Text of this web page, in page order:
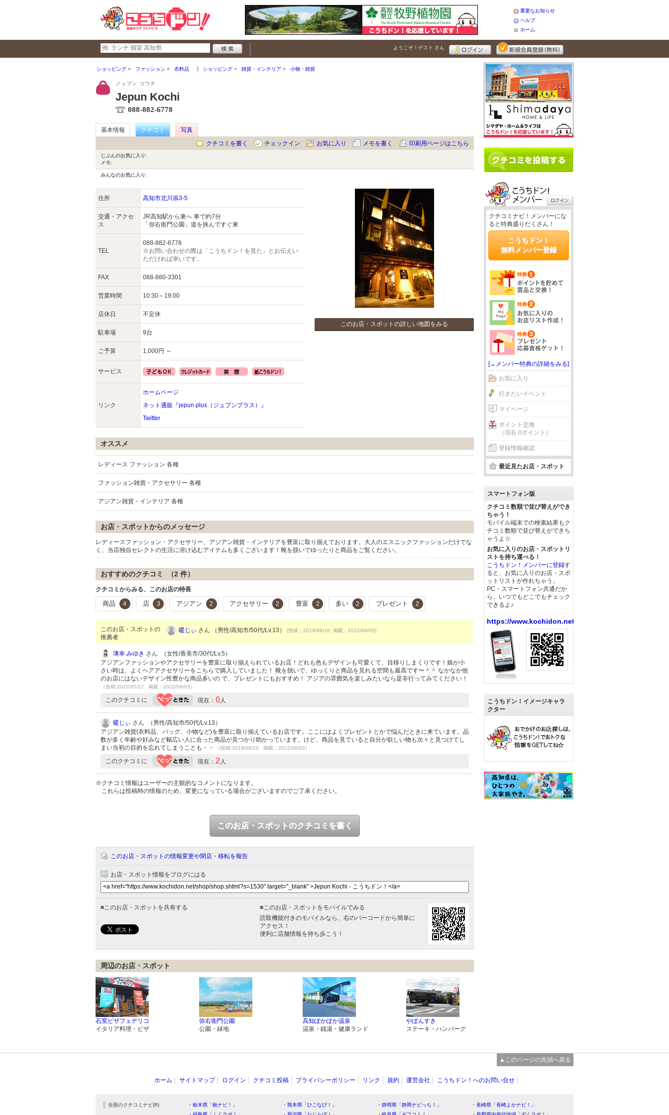
重要なお知らせ
ヘルプ
ホーム
ようこそ！ ゲスト さん
ショッピング ファッション 衣料品 ショッピング 雑貨・インテリア 小物・雑貨
ジュプン コウチ
Jepun Kochi
088-882-6778
基本情報 クチコミ
写真
クチコミを書く
チェックイン お気に入り メモを書く 印刷用ページはこちら
じぶんのお気に入り:
メモ:
みんなのお気に入り:
住所 高知市北川添3-5
交通・アクセ
ス
JR高知駅から東へ 車で約7分
「弥右衛門公園」道を挟んですぐ東
TEL
088-882-6778
※お問い合わせの際は「こうちドン！を見た」とお伝えい
ただければ幸いです。
FAX 088-880-3301
営業時間 10:30～19:00
店休日 不定休
駐車場 9台
ご予算 1,000円 ～
サービス
リンク
ホームページ
ネット通販『jepun plus（ジュプンプラス）』
Twitter
このお店・スポットの詳しい地図をみる
オススメ
レディース ファッション 各種
ファッション雑貨・アクセサリー 各種
アジアン雑貨・インテリア 各種
お店・スポットからのメッセージ
レディースファッション・アクセサリー、アジアン雑貨・インテリアを豊富に取り揃えております。大人のエスニックファッションだけでな
く、当店独自セレクトの生活に溶け込むアイテムも多くございます！靴を脱いでゆったりと商品をご覧ください。
おすすめのクチコミ （2 件）
クチコミからみる、このお店の特長
商品 4 店 3 アジアン 2 アクセサリー 2 豊富 2 多い 2 プレゼント 2
このお店・スポットの
推薦者
暖じぃ さん （男性/高知市/50代/Lv.13） (投稿：2019/08/10 掲載：2022/06/03)
薄幸 みゆき さん （女性/香美市/30代/Lv.5）
アジアンファッションやアクセサリーを豊富に取り揃えられているお店！どれも色もデザインも可愛くて、目移りしまくりです！娘が小
さい時は、よくヘアアクセサリーをこちらで購入していました！ 靴を脱いで、ゆっくりと商品を見れる空間も最高です〜＾＾ なかなか他
のお店にはないデザイン性豊かな商品多いの で、プレゼントにもおすすめ！ アジアの雰囲気を楽しみたいなら是非行ってみてください！
（投稿:2022/05/27 掲載：2022/06/03）
このクチコミに 現在： 0 人
暖じぃ さん （男性/高知市/50代/Lv.13）
アジアン雑貨(衣料品、バッグ、小物など)を豊富に取り揃えているお店です。ここにはよくプレゼントとかで悩んだときに来ています。品
数が多く年齢や好みなど幅広い人に合った商品が見つかり助かっています。けど、商品を見ていると自分が欲しい物も次々と見つけてし
まい当初の目的を忘れてしまうことも・・
（投稿:2019/08/10 掲載：2022/06/03）
このクチコミに 現在： 2 人
※クチコミ情報はユーザーの主観的なコメントになります。
これらは投稿時の情報のため、変更になっている場合がございますのでご了承ください。
このお店・スポットのクチコミを書く
このお店・スポットの情報変更や閉店・移転を報告
お店・スポット情報をブログにはる
■ このお店・スポットを共有する ■ このお店・スポットをモバイルでみる
読取機能付きのモバイルなら、右のバーコードから簡単に
アクセス！
便利に店舗情報を持ち歩こう！
周辺のお店・スポット
石窯ピザフェデリコ
イタリア料理・ピザ
弥右衛門公園
公園・緑地
高知ぽかぽか温泉
温泉・銭湯・健康ランド
やぽんすき
ステーキ・ハンバーグ
クチコミナビ！メンバーにな
ると特典盛りだくさん！
こうちドン！
無料メンバー登録
[→メンバー特典の詳細をみる]
お気に入り
行きたいイベント
マイページ
ポイント交換
（現在 0ポイント）
登録情報確認
最近見たお店・スポット
スマートフォン版
クチコミ数順で並び替えができ
ちゃう！
モバイル端末での検索結果もク
チコミ数順で並び替えができち
ゃうよ☆
お気に入りのお店・スポットリ
ストを持ち運べる！
こうちドン！メンバーに登録す
ると、お気に入りのお店・スポ
ットリストが作れちゃう。
PC・スマートフォン共通だか
ら、いつでもどこでもチェック
できるよ♪
https://www.kochidon.net/
こうちドン！イメージキャラ
クター
▲このページの先頭へ戻る
ホーム サイトマップ ログイン クチコミ投稿 プライバシーポリシー リンク 規約 運営会社 こうちドン！へのお問い合せ
全国のクチコミナビ(R) ・栃木県「栃ナビ！」 ・熊本県「ひごなび！」 ・静岡県「静岡ナビっち！」
・長崎県「長崎よかナビ！」